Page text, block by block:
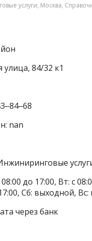
услуги, Москва,
84/32 к1
nan
до 17:00, Вт: с
Сб: выходной,
через банк